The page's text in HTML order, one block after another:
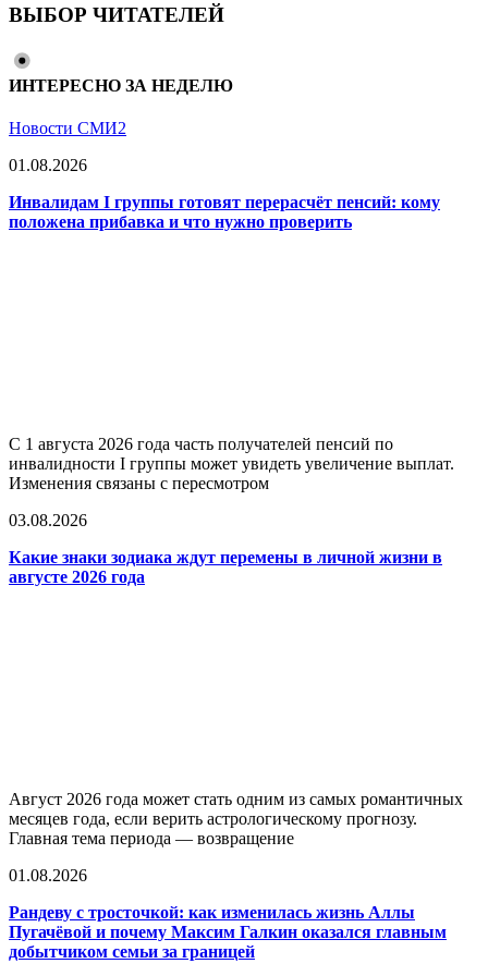
ВЫБОР ЧИТАТЕЛЕЙ
ИНТЕРЕСНО ЗА НЕДЕЛЮ
Новости СМИ2
01.08.2026
Инвалидам I группы готовят перерасчёт пенсий: кому
положена прибавка и что нужно проверить
С 1 августа 2026 года часть получателей пенсий по
инвалидности I группы может увидеть увеличение выплат.
Изменения связаны с пересмотром
03.08.2026
Какие знаки зодиака ждут перемены в личной жизни в
августе 2026 года
Август 2026 года может стать одним из самых романтичных
месяцев года, если верить астрологическому прогнозу.
Главная тема периода — возвращение
01.08.2026
Рандеву с тросточкой: как изменилась жизнь Аллы
Пугачёвой и почему Максим Галкин оказался главным
добытчиком семьи за границей